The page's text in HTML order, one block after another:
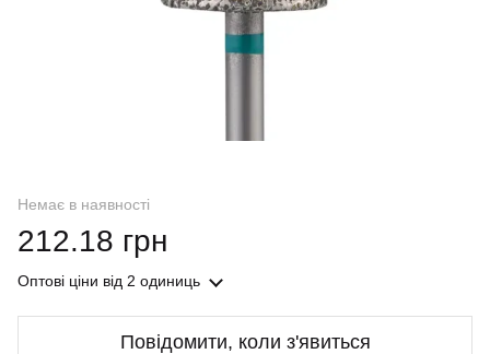
Немає в наявності
212.18 грн
Оптові ціни від 2 одиниць
Повідомити, коли з'явиться